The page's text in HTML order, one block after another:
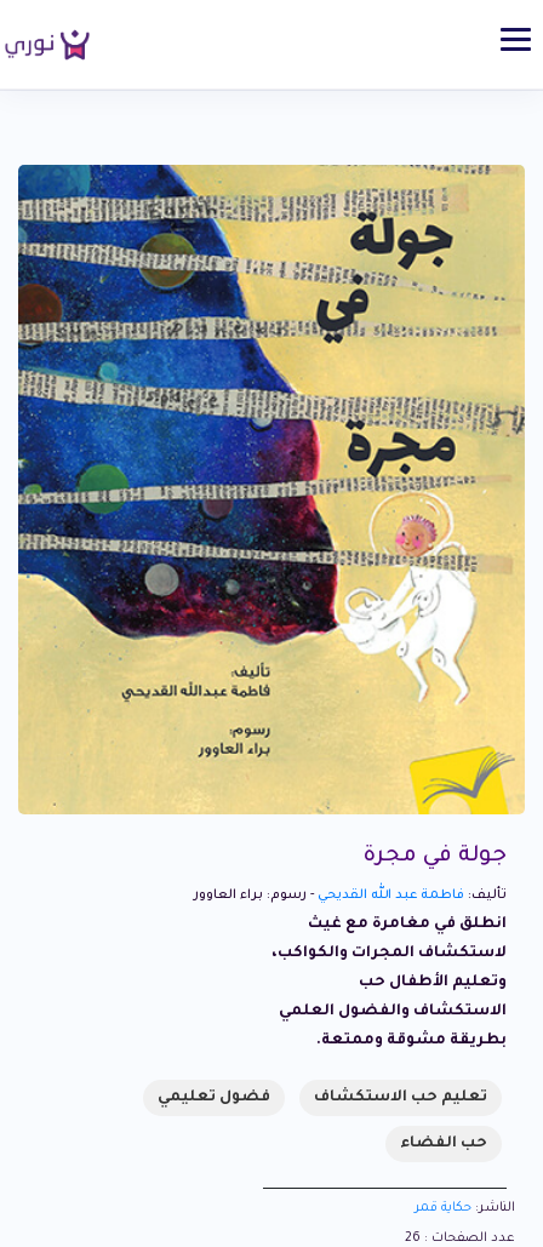
جولة في مجرة
تأليف: فاطمة عبد الله القديحي - رسوم: براء العاوور
انطلق في مغامرة مع غيث
لاستكشاف المجرات والكواكب،
وتعليم الأطفال حب
الاستكشاف والفضول العلمي
بطريقة مشوقة وممتعة.
تعليم حب الاستكشاف فضول تعليمي
حب الفضاء
الناشر: حكاية قمر
عدد الصفحات : 26